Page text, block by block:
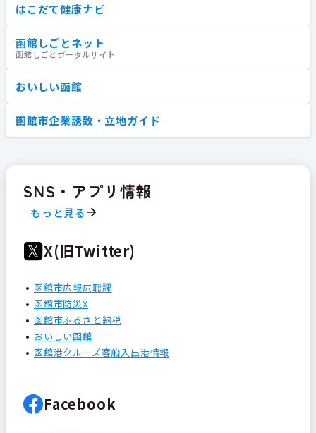
はこだて健康ナビ
函館しごとネット
函館しごとポータルサイト
おいしい函館
函館市企業誘致・立地ガイド
SNS・アプリ情報
もっと見る
X(旧Twitter)
函館市広報広聴課
函館市防災X
函館市ふるさと納税
おいしい函館
函館港クルーズ客船入出港情報
Facebook